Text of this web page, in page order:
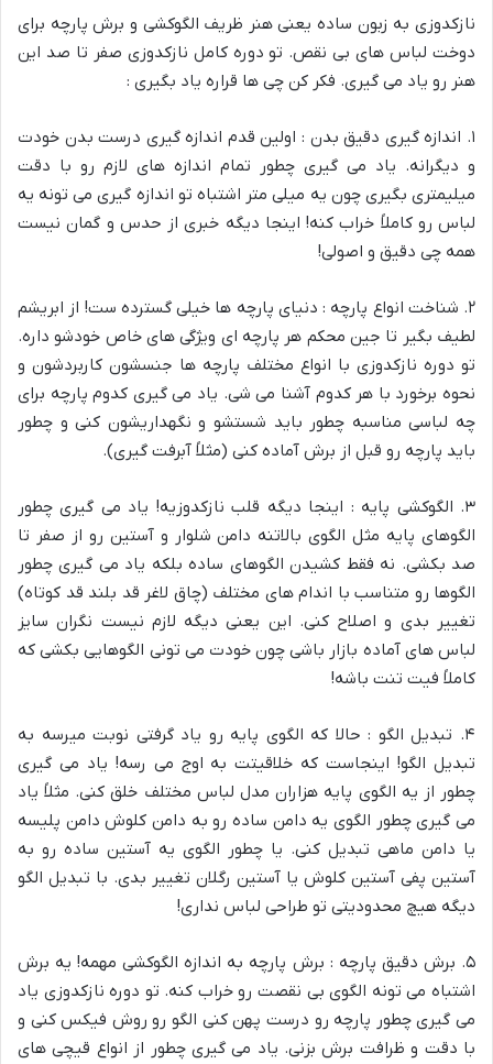
نازکدوزی به زبون ساده یعنی هنر ظریف الگوکشی و برش پارچه برای
دوخت لباس های بی نقص. تو دوره کامل نازکدوزی صفر تا صد این
هنر رو یاد می گیری. فکر کن چی ها قراره یاد بگیری :
۱. اندازه گیری دقیق بدن : اولین قدم اندازه گیری درست بدن خودت
و دیگرانه. یاد می گیری چطور تمام اندازه های لازم رو با دقت
میلیمتری بگیری چون یه میلی متر اشتباه تو اندازه گیری می تونه یه
لباس رو کاملاً خراب کنه! اینجا دیگه خبری از حدس و گمان نیست
همه چی دقیق و اصولی!
۲. شناخت انواع پارچه : دنیای پارچه ها خیلی گسترده ست! از ابریشم
لطیف بگیر تا جین محکم هر پارچه ای ویژگی های خاص خودشو داره.
تو دوره نازکدوزی با انواع مختلف پارچه ها جنسشون کاربردشون و
نحوه برخورد با هر کدوم آشنا می شی. یاد می گیری کدوم پارچه برای
چه لباسی مناسبه چطور باید شستشو و نگهداریشون کنی و چطور
باید پارچه رو قبل از برش آماده کنی (مثلاً آبرفت گیری).
۳. الگوکشی پایه : اینجا دیگه قلب نازکدوزیه! یاد می گیری چطور
الگوهای پایه مثل الگوی بالاتنه دامن شلوار و آستین رو از صفر تا
صد بکشی. نه فقط کشیدن الگوهای ساده بلکه یاد می گیری چطور
الگوها رو متناسب با اندام های مختلف (چاق لاغر قد بلند قد کوتاه)
تغییر بدی و اصلاح کنی. این یعنی دیگه لازم نیست نگران سایز
لباس های آماده بازار باشی چون خودت می تونی الگوهایی بکشی که
کاملاً فیت تنت باشه!
۴. تبدیل الگو : حالا که الگوی پایه رو یاد گرفتی نوبت میرسه به
تبدیل الگو! اینجاست که خلاقیتت به اوج می رسه! یاد می گیری
چطور از یه الگوی پایه هزاران مدل لباس مختلف خلق کنی. مثلاً یاد
می گیری چطور الگوی یه دامن ساده رو به دامن کلوش دامن پلیسه
یا دامن ماهی تبدیل کنی. یا چطور الگوی یه آستین ساده رو به
آستین پفی آستین کلوش یا آستین رگلان تغییر بدی. با تبدیل الگو
دیگه هیچ محدودیتی تو طراحی لباس نداری!
۵. برش دقیق پارچه : برش پارچه به اندازه الگوکشی مهمه! یه برش
اشتباه می تونه الگوی بی نقصت رو خراب کنه. تو دوره نازکدوزی یاد
می گیری چطور پارچه رو درست پهن کنی الگو رو روش فیکس کنی و
با دقت و ظرافت برش بزنی. یاد می گیری چطور از انواع قیچی های